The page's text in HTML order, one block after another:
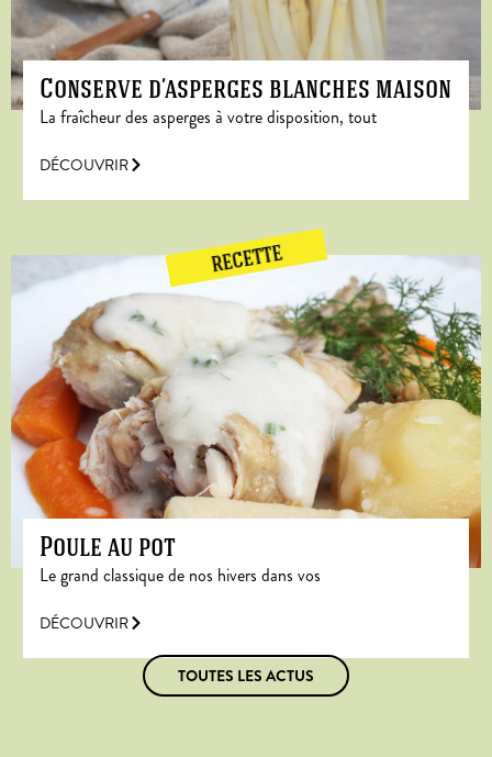
Conserve d’asperges blanches maison
La fraîcheur des asperges à votre disposition, tout
DÉCOUVRIR
RECETTE
Poule au pot
Le grand classique de nos hivers dans vos
DÉCOUVRIR
TOUTES LES ACTUS